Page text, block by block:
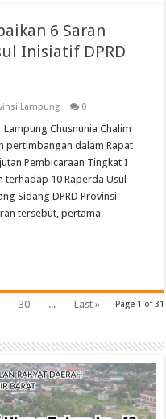
6 Saran
Inisiatif DPRD
Lampung 0
Lampung Chusnunia Chalim
pertimbangan dalam Rapat
Pembicaraan Tingkat I
10 Raperda Usul
Sidang DPRD Provinsi
tersebut, pertama,
Page 1 of 31
30 ... Last »